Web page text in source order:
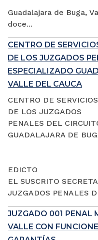
Guadalajara de Buga,
doce...
CENTRO DE
DE LOS JUZGADOS
ESPECIALIZADO
VALLE DEL CAUCA
CENTRO DE
DE LOS JUZGADOS
PENALES DEL
GUADALAJARA DE
EDICTO
EL SUSCRITO
JUZGADOS PENALES
JUZGADO 001 PENAL
VALLE CON